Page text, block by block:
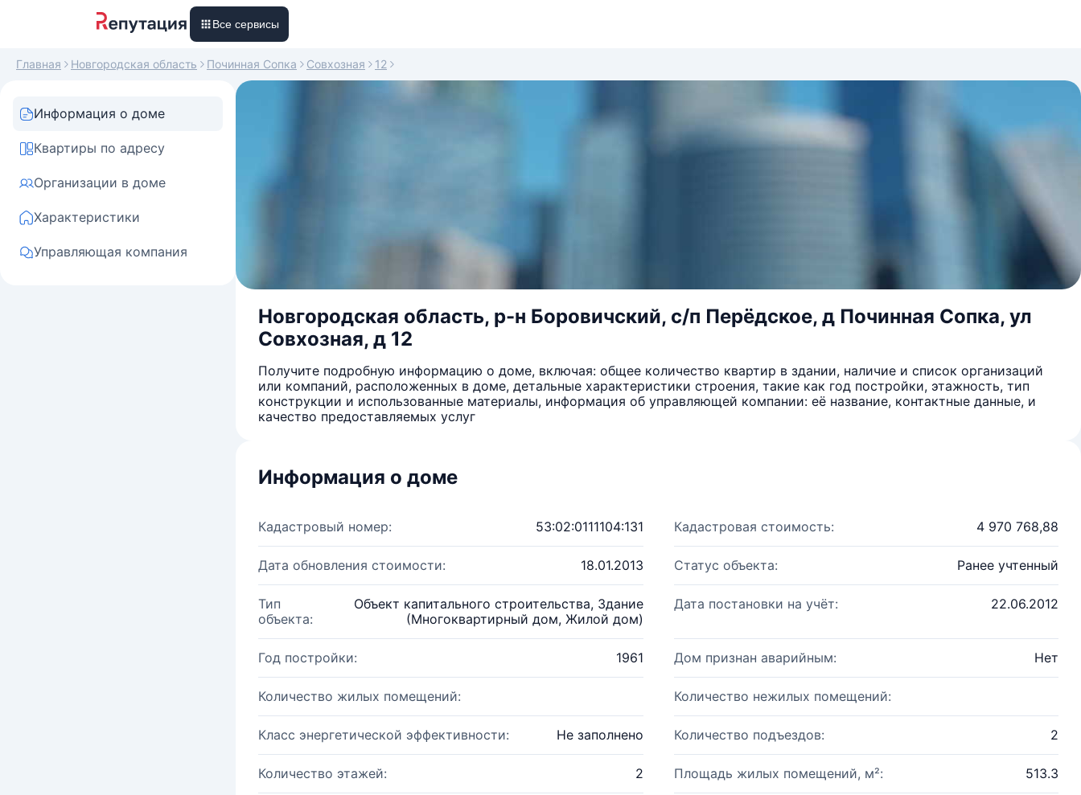
Все сервисы
Главная Новгородская область Починная Сопка Совхозная 12
Информация о доме
Квартиры по адресу
Организации в доме
Характеристики
Управляющая компания
Новгородская область, р-н Боровичский, с/п Перёдское, д Починная Сопка, ул
Совхозная, д 12
Получите подробную информацию о доме, включая: общее количество квартир в здании, наличие и список организаций
или компаний, расположенных в доме, детальные характеристики строения, такие как год постройки, этажность, тип
конструкции и использованные материалы, информация об управляющей компании: её название, контактные данные, и
качество предоставляемых услуг
Информация о доме
Кадастровый номер: 53:02:0111104:131 Кадастровая стоимость: 4 970 768,88
Дата обновления стоимости: 18.01.2013 Статус объекта: Ранее учтенный
Тип
объекта:
Объект капитального строительства, Здание
(Многоквартирный дом, Жилой дом)
Дата постановки на учёт: 22.06.2012
Год постройки: 1961 Дом признан аварийным: Нет
Количество жилых помещений: Количество нежилых помещений:
Класс энергетической эффективности: Не заполнено Количество подъездов: 2
Количество этажей: 2 Площадь жилых помещений, м²: 513.3